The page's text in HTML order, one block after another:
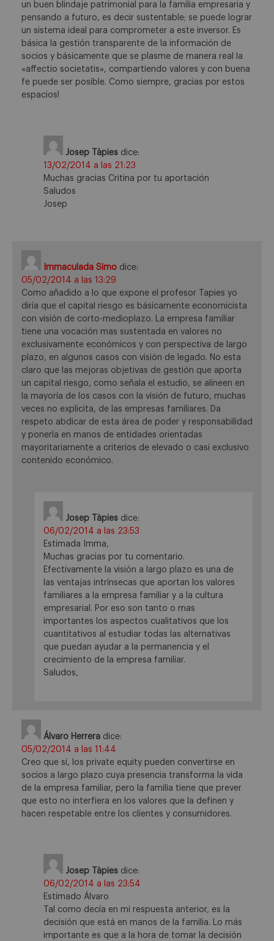
un buen blindaje patrimonial para la familia empresaria y
pensando a futuro, es decir sustentable; se puede lograr
un sistema ideal para comprometer a este inversor. Es
básica la gestión transparente de la información de
socios y básicamente que se plasme de manera real la
«affectio societatis», compartiendo valores y con buena
fe puede ser posible. Como siempre, gracias por estos
espacios!
Josep Tàpies dice:
13/02/2014 a las 21:23
Muchas gracias Critina por tu aportación
Saludos
Josep
Immaculada Simo dice:
05/02/2014 a las 13:29
Como añadido a lo que expone el profesor Tapies yo
diría que el capital riesgo es básicamente economicista
con visión de corto-medioplazo. La empresa familiar
tiene una vocación mas sustentada en valores no
exclusivamente económicos y con perspectiva de largo
plazo, en algunos casos con visión de legado. No esta
claro que las mejoras objetivas de gestión que aporta
un capital riesgo, como señala el estudio, se alineen en
la mayoría de los casos con la visión de futuro, muchas
veces no explicita, de las empresas familiares. Da
respeto abdicar de esta área de poder y responsabilidad
y ponerla en manos de entidades orientadas
mayoritariamente a criterios de elevado o casi exclusivo
contenido económico.
Josep Tàpies dice:
06/02/2014 a las 23:53
Estimada Imma,
Muchas gracias por tu comentario.
Efectivamente la visión a largo plazo es una de
las ventajas intrínsecas que aportan los valores
familiares a la empresa familiar y a la cultura
empresarial. Por eso son tanto o mas
importantes los aspectos cualitativos que los
cuantitativos al estudiar todas las alternativas
que puedan ayudar a la permanencia y el
crecimiento de la empresa familiar.
Saludos,
Álvaro Herrera dice:
05/02/2014 a las 11:44
Creo que sí, los private equity pueden convertirse en
socios a largo plazo cuya presencia transforma la vida
de la empresa familiar, pero la familia tiene que prever
que esto no interfiera en los valores que la definen y
hacen respetable entre los clientes y consumidores.
Josep Tàpies dice:
06/02/2014 a las 23:54
Estimado Álvaro
Tal como decía en mi respuesta anterior, es la
decisión que está en manos de la familia. Lo más
importante es que a la hora de tomar la decisión